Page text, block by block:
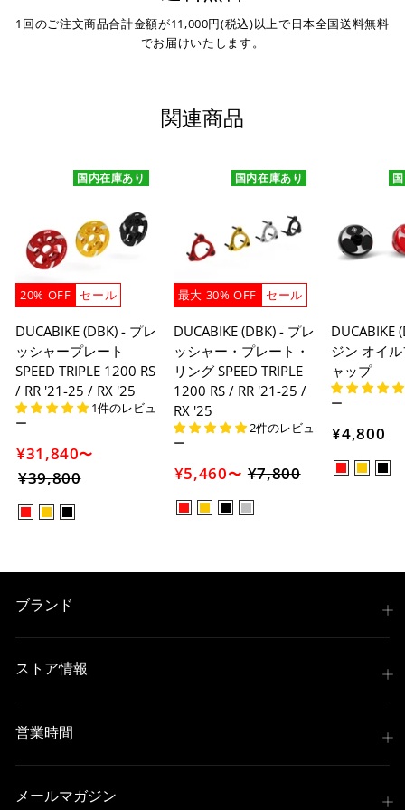
※ 振込手数料はご負担ください。
1回のご注文商品合計金額が11,000円(税込)以上で日本全国送料無料
でお届けいたします。
関連商品
20% OFF セール
国内在庫あり
DUCABIKE (DBK) - プレ
ッシャープレート
SPEED TRIPLE 1200 RS
/ RR '21-25 / RX '25
1件のレビュ
ー
¥31,840〜
¥39,800セ
格
最大 30% OFF セール
国内在庫あり
DUCABIKE (DBK) - プレ
ッシャー・プレート・
リング SPEED TRIPLE
1200 RS / RR '21-25 /
RX '25
2件のレビュ
ー
¥5,460〜 ¥7,800セ
格
DUCABIKE
ジン オイ
ャップ
ー
¥4,800
ブランド
ストア情報
営業時間
メールマガジン